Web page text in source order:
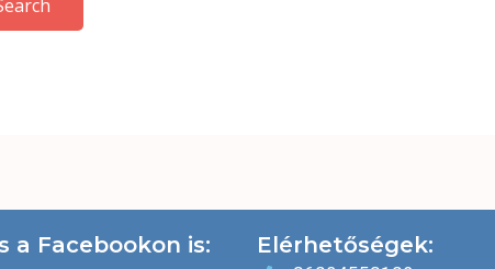
a Facebookon is: Elérhetőségek: